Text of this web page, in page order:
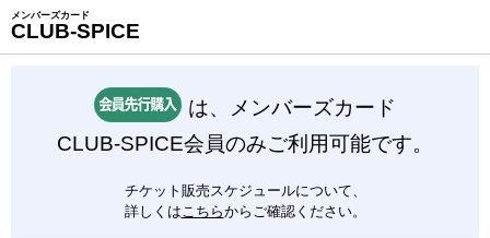
メンバーズカード
CLUB-SPICE
は、メンバーズカード
CLUB-SPICE会員のみご利用可能です。
チケット販売スケジュールについて、
詳しくはこちらからご確認ください。